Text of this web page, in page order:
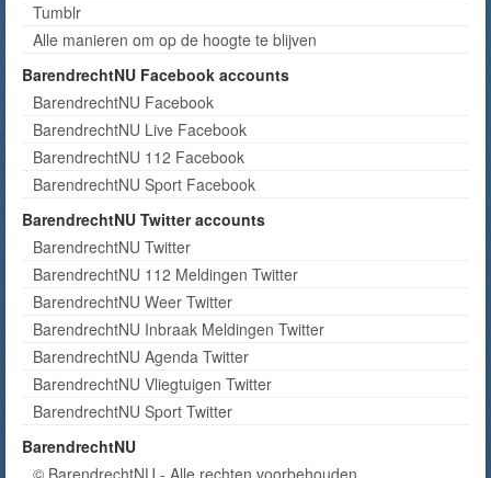
Tumblr
Alle manieren om op de hoogte te blijven
BarendrechtNU Facebook accounts
BarendrechtNU Facebook
BarendrechtNU Live Facebook
BarendrechtNU 112 Facebook
BarendrechtNU Sport Facebook
BarendrechtNU Twitter accounts
BarendrechtNU Twitter
BarendrechtNU 112 Meldingen Twitter
BarendrechtNU Weer Twitter
BarendrechtNU Inbraak Meldingen Twitter
BarendrechtNU Agenda Twitter
BarendrechtNU Vliegtuigen Twitter
BarendrechtNU Sport Twitter
BarendrechtNU
© BarendrechtNU - Alle rechten voorbehouden